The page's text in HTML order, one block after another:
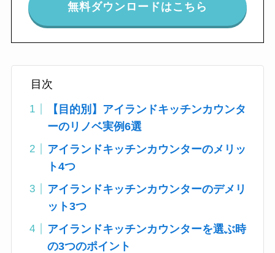
無料ダウンロードはこちら
目次
【目的別】アイランドキッチンカウンタ
ーのリノベ実例6選
アイランドキッチンカウンターのメリッ
ト4つ
アイランドキッチンカウンターのデメリ
ット3つ
アイランドキッチンカウンターを選ぶ時
の3つのポイント